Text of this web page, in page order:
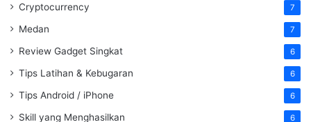
Cryptocurrency 7
Medan 7
Review Gadget Singkat 6
Tips Latihan & Kebugaran 6
Tips Android / iPhone 6
Skill yang Menghasilkan 6